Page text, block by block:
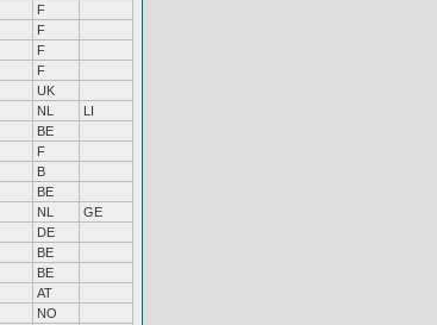
F
F
F
F
UK
NL
LI
BE
F
B
BE
NL
GE
DE
BE
BE
AT
NO